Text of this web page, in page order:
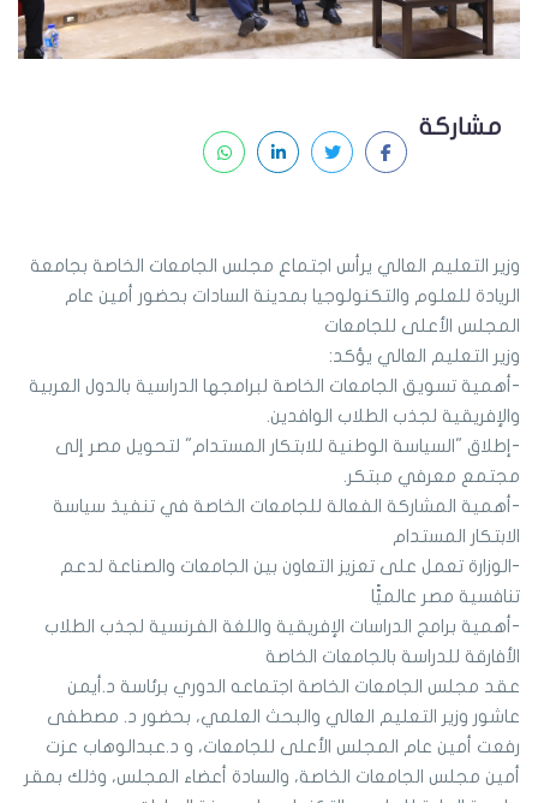
مشاركة
وزير التعليم العالي يرأس اجتماع مجلس الجامعات الخاصة بجامعة
الريادة للعلوم والتكنولوجيا بمدينة السادات بحضور أمين عام
المجلس الأعلى للجامعات
وزير التعليم العالي يؤكد:
-أهمية تسويق الجامعات الخاصة لبرامجها الدراسية بالدول العربية
والإفريقية لجذب الطلاب الوافدين.
-إطلاق "السياسة الوطنية للابتكار المستدام" لتحويل مصر إلى
مجتمع معرفي مبتكر.
-أهمية المشاركة الفعالة للجامعات الخاصة في تنفيذ سياسة
الابتكار المستدام
-الوزارة تعمل على تعزيز التعاون بين الجامعات والصناعة لدعم
تنافسية مصر عالميًّا
-أهمية برامج الدراسات الإفريقية واللغة الفرنسية لجذب الطلاب
الأفارقة للدراسة بالجامعات الخاصة
عقد مجلس الجامعات الخاصة اجتماعه الدوري برئاسة د.أيمن
عاشور وزير التعليم العالي والبحث العلمي، بحضور د. مصطفى
رفعت أمين عام المجلس الأعلى للجامعات، و د.عبدالوهاب عزت
أمين مجلس الجامعات الخاصة، والسادة أعضاء المجلس، وذلك بمقر